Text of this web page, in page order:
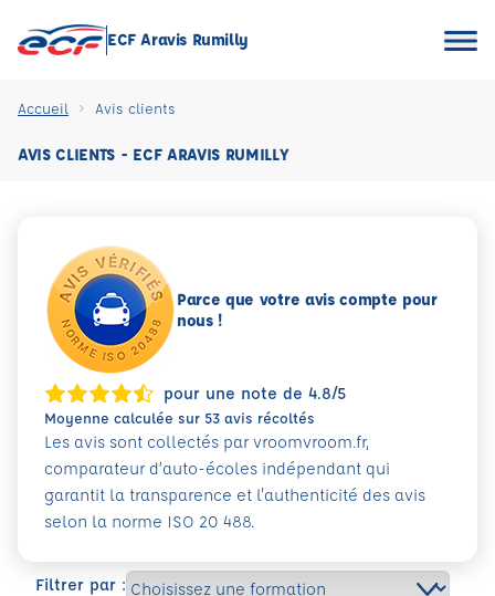
ECF Aravis Rumilly
Accueil Avis clients
AVIS CLIENTS - ECF ARAVIS RUMILLY
Filtrer par :
Parce que votre avis compte pour
nous !
pour une note de 4.8/5
Moyenne calculée sur 53 avis récoltés
Les avis sont collectés par vroomvroom.fr,
comparateur d’auto-écoles indépendant qui
garantit la transparence et l'authenticité des avis
selon la norme ISO 20 488.